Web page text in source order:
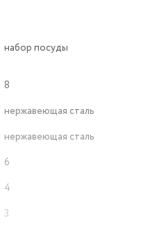
набор посуды
8
нержавеющая сталь
нержавеющая сталь
6
4
3